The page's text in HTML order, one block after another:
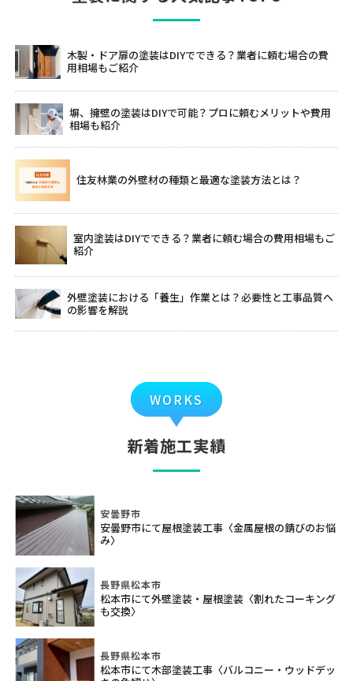
木製・ドア扉の塗装はDIYでできる？業者に頼む場合の費
用相場もご紹介
塀、擁壁の塗装はDIYで可能？プロに頼むメリットや費用
相場も紹介
住友林業の外壁材の種類と最適な塗装方法とは？
室内塗装はDIYでできる？業者に頼む場合の費用相場もご
紹介
外壁塗装における「養生」作業とは？必要性と工事品質へ
の影響を解説
WORKS
新着施工実績
安曇野市
安曇野市にて屋根塗装工事〈金属屋根の錆びのお悩
み〉
長野県松本市
松本市にて外壁塗装・屋根塗装〈割れたコーキング
も交換〉
長野県松本市
松本市にて木部塗装工事〈バルコニー・ウッドデッ